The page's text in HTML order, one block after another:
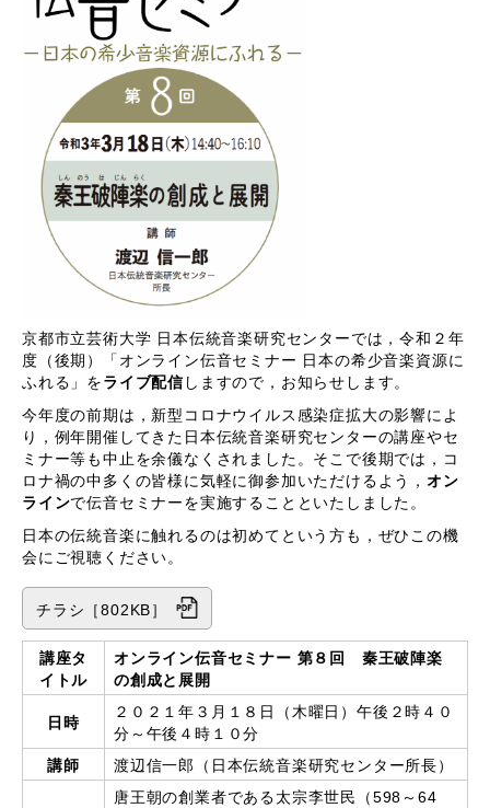
京都市立芸術大学 日本伝統音楽研究センターでは，令和２年
度（後期）「オンライン伝音セミナー 日本の希少音楽資源に
ふれる」を ライブ配信 しますので，お知らせします。
今年度の前期は，新型コロナウイルス感染症拡大の影響によ
り，例年開催してきた日本伝統音楽研究センターの講座やセ
ミナー等も中止を余儀なくされました。そこで後期では，コ
ロナ禍の中多くの皆様に気軽に御参加いただけるよう， オン
ラインで伝音セミナーを実施することといたしました。
日本の伝統音楽に触れるのは初めてという方も，ぜひこの機
会にご視聴ください。
チラシ［802KB］
講座タ
イトル
オンライン伝音セミナー 第８回 秦王破陣楽
の創成と展開
日時
２０２１年３月１８日（木曜日）午後２時４０
分～午後４時１０分
講師
渡辺信一郎（日本伝統音楽研究センター所長）
唐王朝の創業者である太宗李世民（ 598 ～64